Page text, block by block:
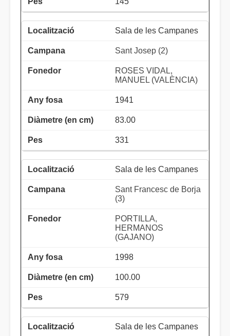
Sala de les Campanes
Sant Josep (2)
ROSES VIDAL,
MANUEL (VALÈNCIA)
1941
83.00
331
Sala de les Campanes
Sant Francesc de Borja
(3)
PORTILLA,
HERMANOS
(GAJANO)
1998
100.00
579
Sala de les Campanes